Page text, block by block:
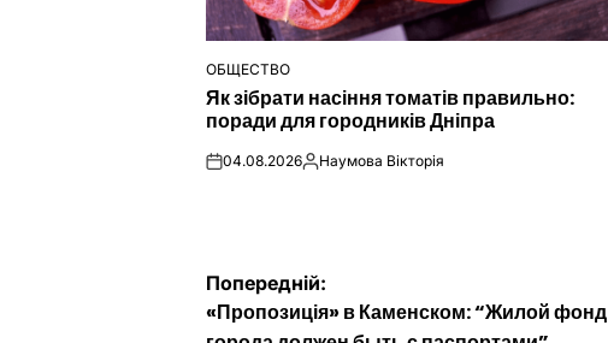
ОПУБЛІКУВАТИ
У
ОБЩЕСТВО
Як зібрати насіння томатів правильно:
поради для городників Дніпра
on04.08.2026Опубліковано
Наумова Вікторія
Навігація
Попередній:
«Пропозиція» в Каменском: “Жилой фонд